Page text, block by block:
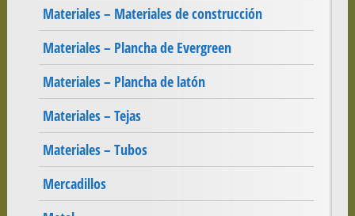
Materiales – Materiales de construcción
Materiales – Plancha de Evergreen
Materiales – Plancha de latón
Materiales – Tejas
Materiales – Tubos
Mercadillos